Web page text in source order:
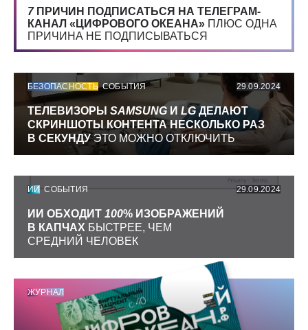
7 ПРИЧИН ПОДПИСАТЬСЯ НА ТЕЛЕГРАМ-
КАНАЛ «ЦИФРОВОГО ОКЕАНА» ПЛЮС ОДНА
ПРИЧИНА НЕ ПОДПИСЫВАТЬСЯ
БЕЗОПАСНОСТЬ СОБЫТИЯ 29.09.2024
ТЕЛЕВИЗОРЫ SAMSUNG И LGДЕЛАЮТ
СКРИНШОТЫ КОНТЕНТА НЕСКОЛЬКО РАЗ
В СЕКУНДУЭТО МОЖНО ОТКЛЮЧИТЬ
ИИ СОБЫТИЯ 29.09.2024
ИИ ОБХОДИТ 100% ИЗОБРАЖЕНИЙ
В КАПЧАХ БЫСТРЕЕ, ЧЕМ
СРЕДНИЙ ЧЕЛОВЕК
ЖУРНАЛ